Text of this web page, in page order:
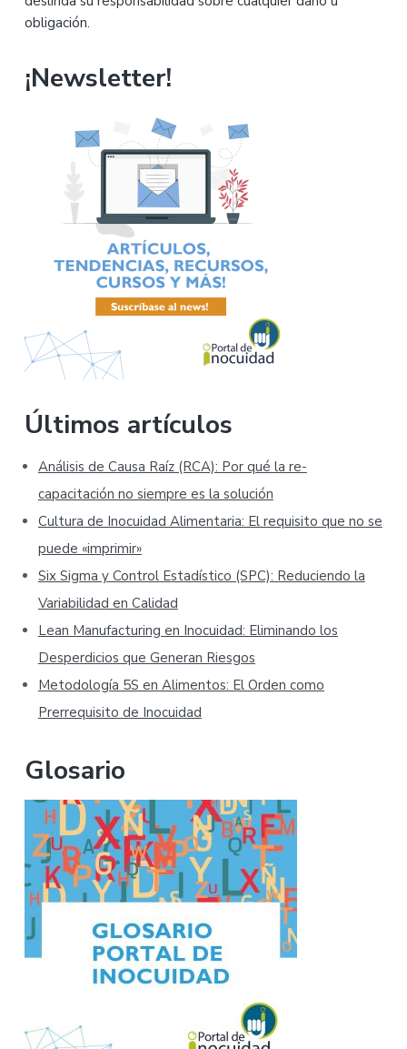
obligación.
¡Newsletter!
Últimos artículos
Análisis de Causa Raíz (RCA): Por qué la re-
capacitación no siempre es la solución
Cultura de Inocuidad Alimentaria: El requisito que no se
puede «imprimir»
Six Sigma y Control Estadístico (SPC): Reduciendo la
Variabilidad en Calidad
Lean Manufacturing en Inocuidad: Eliminando los
Desperdicios que Generan Riesgos
Metodología 5S en Alimentos: El Orden como
Prerrequisito de Inocuidad
Glosario